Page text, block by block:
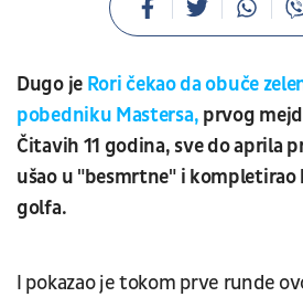
Dugo jeRori čekao da obuče
pobedniku Mastersa, prvog
Čitavih 11 godina, sve do aprila
ušao u "besmrtne" i kompletirao
golfa.
I pokazao je tokom prve runde